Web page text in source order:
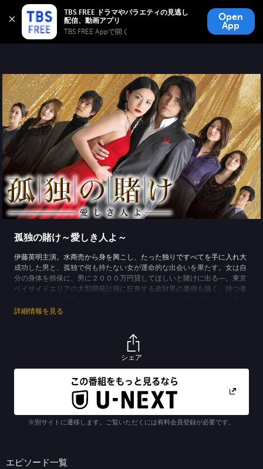
TBS FREE ドラマやバラエティの見逃し
TBS FREE Appで開く
Open
App
TBS FREE
無料見逃し配信
孤独の賭け～愛しき人よ～
伊藤英明主演。水商売から身を興こし、たった独りですべてを手に入れ大
成功した男と、孤独で何も持たない女が運命的な出会いを果たす。女は自
分の身体を担保に、男に２０００万円貸してほしいと賭けに出る―。東京
ベイサイドエリアの大型開発計画に狂奔する政財界の裏側も描く。持つ者
欲、そして痛切な男女の愛憎を描いたドラマ。
※【自殺】を含む場面がありますが、作品のオリジナリティを尊重し放送
詳細情報を見る
シェア
※別サイトに遷移します。ご覧いただくには有料会員登録が必要です。
エピソード一覧